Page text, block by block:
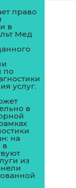
право
в
Мед
по
услуг.
в
на
в
из